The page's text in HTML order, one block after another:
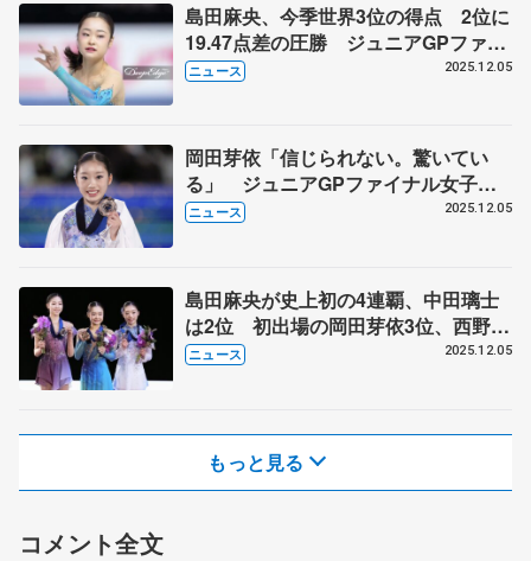
島田麻央、今季世界3位の得点 2位に
19.47点差の圧勝 ジュニアGPファイ
ナル
ニュース 2025.12.05
岡田芽依「信じられない。驚いてい
る」 ジュニアGPファイナル女子フ
リー
ニュース 2025.12.05
島田麻央が史上初の4連覇、中田璃士
は2位 初出場の岡田芽依3位、西野太
翔5位 ジュニアGPファイナル
ニュース 2025.12.05
もっと見る
コメント全文